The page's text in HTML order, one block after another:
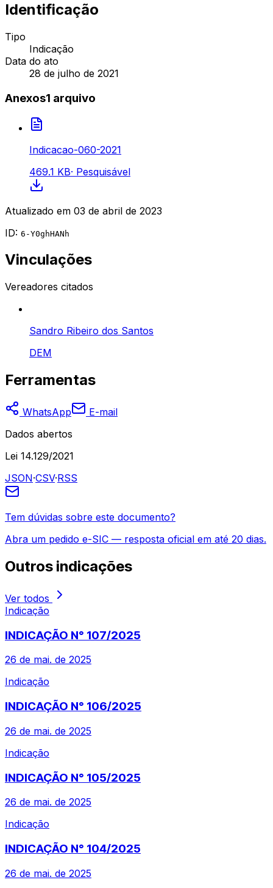
Identificação
Tipo
Indicação
Data do ato
28 de julho de 2021
Anexos1 arquivo
Indicacao-060-2021
469.1 KB· Pesquisável
Atualizado em 03 de abril de 2023
ID: 6-Y0ghHANh
Vinculações
Vereadores citados
Sandro Ribeiro dos Santos
DEM
Ferramentas
WhatsApp
E-mail
Dados abertos
Lei 14.129/2021
JSON·CSV·RSS
Tem dúvidas sobre este documento?
Abra um pedido e-SIC — resposta oficial em até 20 dias.
Outros indicações
Ver todos
Indicação
INDICAÇÃO N° 107/2025
26 de mai. de 2025
Indicação
INDICAÇÃO N° 106/2025
26 de mai. de 2025
Indicação
INDICAÇÃO N° 105/2025
26 de mai. de 2025
Indicação
INDICAÇÃO N° 104/2025
26 de mai. de 2025